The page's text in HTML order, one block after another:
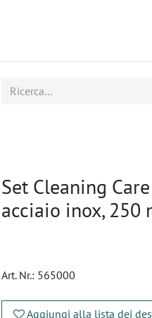
Set Cleaning
acciaio inox, 250
Art. Nr.: 565000
Aggiungi alla lista dei